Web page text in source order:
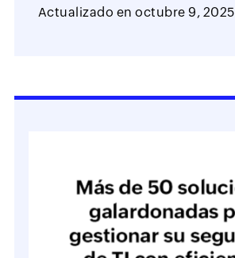
Actualizado enoctubre 9, 2025